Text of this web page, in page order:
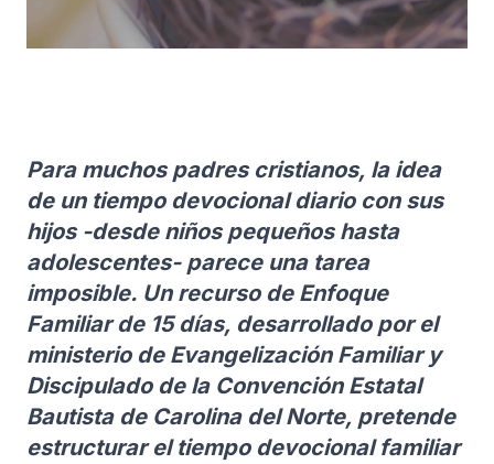
Para muchos padres cristianos, la idea
de un tiempo devocional diario con sus
hijos -desde niños pequeños hasta
adolescentes- parece una tarea
imposible. Un recurso de Enfoque
Familiar de 15 días, desarrollado por el
ministerio de Evangelización Familiar y
Discipulado de la Convención Estatal
Bautista de Carolina del Norte, pretende
estructurar el tiempo devocional familiar